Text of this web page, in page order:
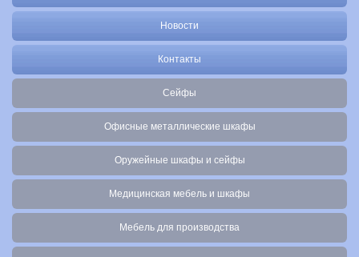
Новости
Контакты
Сейфы
Офисные металлические шкафы
Оружейные шкафы и сейфы
Медицинская мебель и шкафы
Мебель для производства